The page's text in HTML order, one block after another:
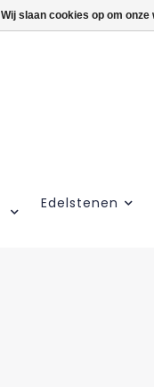
Edelstenen
Wij slaan cookies op om